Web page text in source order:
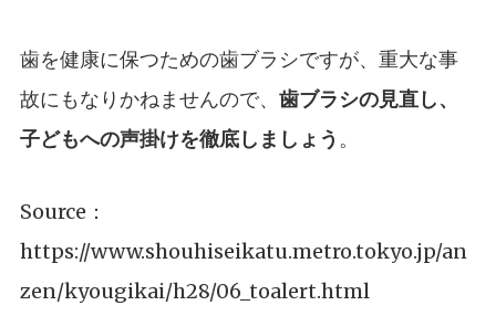
歯を健康に保つための歯ブラシですが、重大な事
故にもなりかねませんので、 歯ブラシの見直し、
子どもへの声掛けを徹底しましょう 。
Source：
https://www.shouhiseikatu.metro.tokyo.jp/an
zen/kyougikai/h28/06_toalert.html